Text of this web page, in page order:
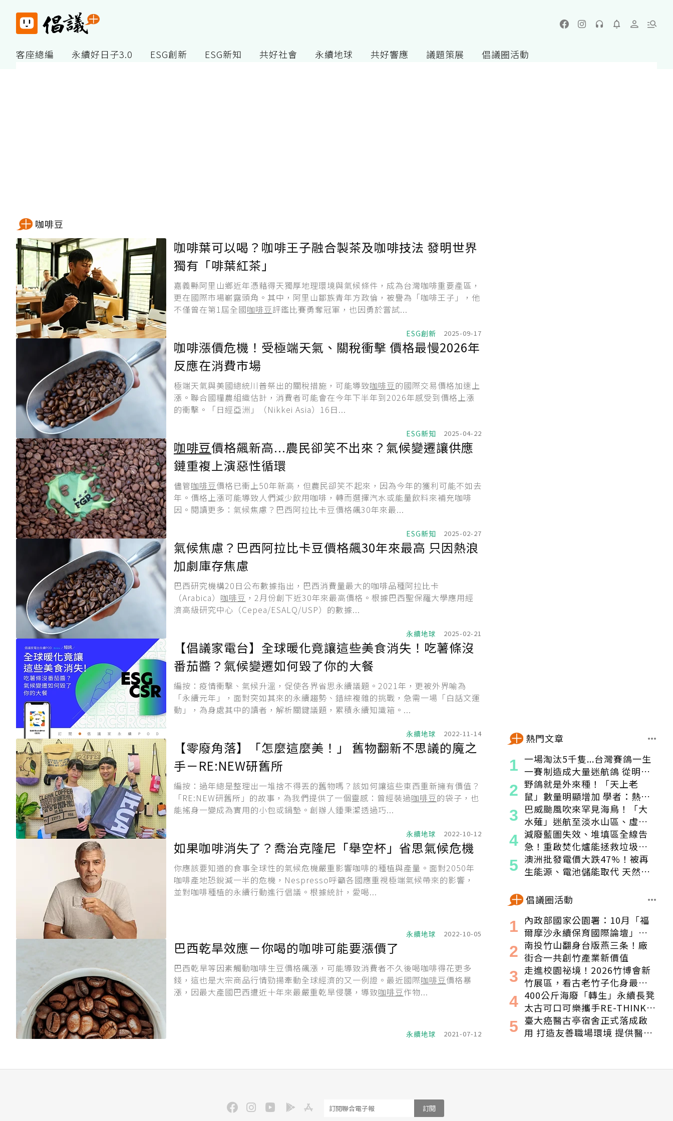
客座總編 永續好日子3.0 ESG創新 ESG新知 共好社會 永續地球 共好響應 議題策展 倡議圈活動
咖啡豆
咖啡葉可以喝？咖啡王子融合製茶及咖啡技法 發明世界
獨有「啡葉紅茶」
嘉義縣阿里山鄉近年憑藉得天獨厚地理環境與氣候條件，成為台灣咖啡重要產區，
更在國際市場嶄露頭角。其中，阿里山鄒族青年方政倫，被譽為「咖啡王子」，他
不僅曾在第1屆全國咖啡豆評鑑比賽勇奪冠軍，也因勇於嘗試...
ESG創新 2025-09-17
咖啡漲價危機！受極端天氣、關稅衝擊 價格最慢2026年
反應在消費市場
極端天氣與美國總統川普祭出的關稅措施，可能導致咖啡豆的國際交易價格加速上
漲。聯合國糧農組織估計，消費者可能會在今年下半年到2026年感受到價格上漲
的衝擊。「日經亞洲」（Nikkei Asia）16日...
ESG新知 2025-04-22
咖啡豆價格飆新高...農民卻笑不出來？氣候變遷讓供應
鏈重複上演惡性循環
儘管咖啡豆價格已衝上50年新高，但農民卻笑不起來，因為今年的獲利可能不如去
年。價格上漲可能導致人們減少飲用咖啡，轉而選擇汽水或能量飲料來補充咖啡
因。閱讀更多：氣候焦慮？巴西阿拉比卡豆價格飆30年來最...
ESG新知 2025-02-27
氣候焦慮？巴西阿拉比卡豆價格飆30年來最高 只因熱浪
加劇庫存焦慮
巴西研究機構20日公布數據指出，巴西消費量最大的咖啡品種阿拉比卡
（Arabica） 咖啡豆 ，2月份創下近30年來最高價格。根據巴西聖保羅大學應用經
濟高級研究中心（Cepea/ESALQ/USP）的數據...
永續地球 2025-02-21
【倡議家電台】全球暖化竟讓這些美食消失！吃薯條沒
番茄醬？氣候變遷如何毀了你的大餐
編按：疫情衝擊、氣候升溫，促使各界省思永續議題。2021年，更被外界喻為
「永續元年」，面對突如其來的永續趨勢、錯綜複雜的挑戰，急需一場「白話文運
動」，為身處其中的讀者，解析關鍵議題，累積永續知識箱。...
永續地球 2022-11-14
【零廢角落】「怎麼這麼美！」 舊物翻新不思議的魔之
手－RE:NEW研舊所
編按：過年總是整理出一堆捨不得丟的舊物嗎？該如何讓這些東西重新擁有價值？
「RE:NEW研舊所」的故事，為我們提供了一個靈感：曾經裝過咖啡豆的袋子，也
能搖身一變成為實用的小包或鍋墊。創辦人鍾秉潔透過巧...
永續地球 2022-10-12
如果咖啡消失了？喬治克隆尼「舉空杯」省思氣候危機
你應該要知道的食事全球性的氣候危機嚴重影響咖啡的種植與產量。面對2050年
咖啡產地恐銳減一半的危機，Nespresso呼籲各國應重視極端氣候帶來的影響，
並對咖啡種植的永續行動進行倡議。根據統計，愛喝...
永續地球 2022-10-05
巴西乾旱效應－你喝的咖啡可能要漲價了
巴西乾旱等因素觸動咖啡生豆價格飆漲，可能導致消費者不久後喝咖啡得花更多
錢，這也是大宗商品行情勁揚牽動全球經濟的又一例證。最近國際咖啡豆價格暴
漲，因最大產國巴西遭近十年來最嚴重乾旱侵襲，導致咖啡豆作物...
永續地球 2021-07-12
熱門文章
一場淘汰5千隻...台灣賽鴿一生
一賽制造成大量迷航鴿 從明星
變都市「老鼠」
野鴿就是外來種！「天上老
鼠」數量明顯增加 學者：熱區
食物來源穩定
巴威颱風吹來罕見海鳥！「大
水薙」迷航至淡水山區、虛弱
獲救
減廢藍圖失效、堆填區全線告
急！重啟焚化爐能拯救垃圾危
機嗎？
澳洲批發電價大跌47%！被再
生能源、電池儲能取代 天然氣
倡議圈活動
內政部國家公園署：10月「福
爾摩沙永續保育國際論壇」登
場！串聯跨界夥伴與低碳遊
程，向世界展現臺灣綠色實力
南投竹山翻身台版燕三条！廠
街合一共創竹產業新價值
走進校園祕境！2026竹博會新
竹展區，看古老竹子化身最潮
的未來空間
400公斤海廢「轉生」永續長凳
太古可口可樂攜手RE-THINK打
造「海洋垃園」特展
臺大癌醫古亭宿舍正式落成啟
用 打造友善職場環境 提供醫護
訂閱